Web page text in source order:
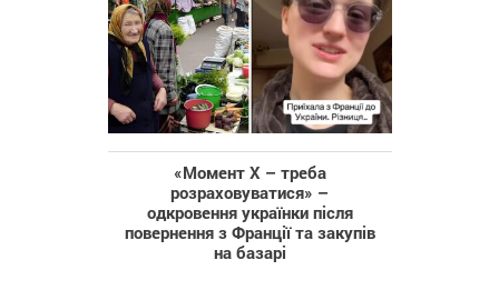
«Момент Х – треба
розраховуватися» –
одкровення українки після
повернення з Франції та закупів
на базарі